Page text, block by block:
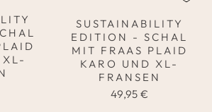
XL-
SUSTAINABILITY
EDITION - SCHAL
MIT FRAAS PLAID
KARO UND XL-
FRANSEN
49,95 €